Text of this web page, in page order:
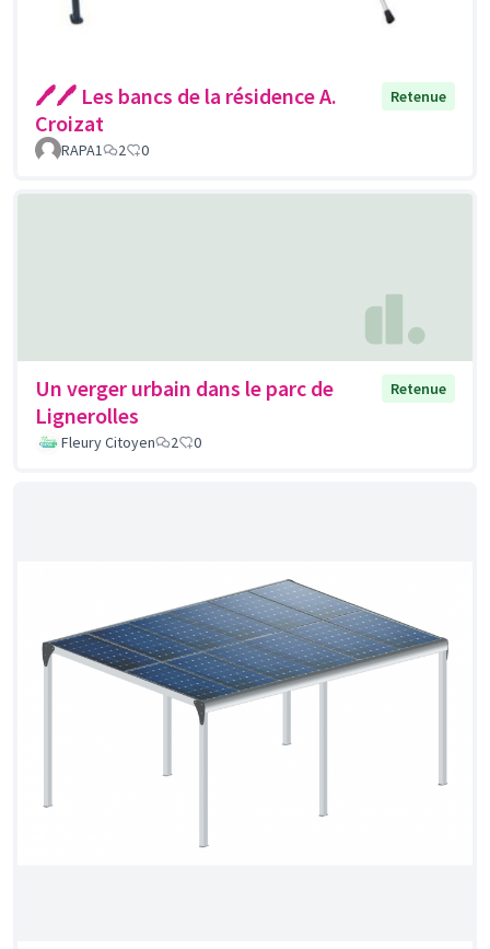
🖊️🖊️ Les bancs de la résidence A.
Croizat
Retenue
RAPA1 2 0
Un verger urbain dans le parc de
Lignerolles
Retenue
Fleury Citoyen 2 0